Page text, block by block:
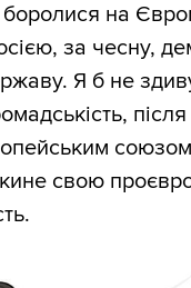
боролися на
за чесну,
Я б не
свою